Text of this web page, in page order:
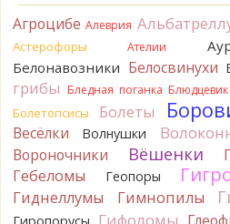
Кирилл
Вони не было, но
начали желтеть. Выкинул.
20 часов назад
Кирилл Спасибо.
Tatiana_A
Да. Но они не
съедобны.
21 час назад
Tatiana_A
В следующий
разрежьте ножку вертикально.
Агроцибе Алеврия
Астерофоры
Ателии
Белонавозники Белосвинухи
грибы Бледная поганка Блюдцевик
Болетопсисы Болеты
Весёлки Волнушки
Вороночники Вёшенки
Гебеломы Геопоры
Гиднеллумы Гимнопилы